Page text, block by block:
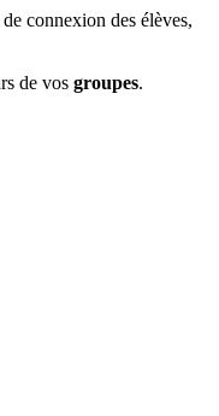
connexion des élèves,
de vos groupes.